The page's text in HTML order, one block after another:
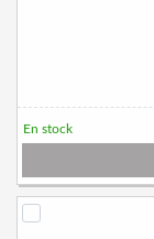
En stock